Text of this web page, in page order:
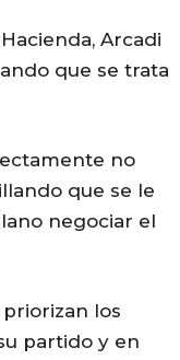
Arcadi
que se trata
no
que se le
negociar el
los
partido y en